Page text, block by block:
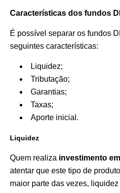
Características dos fundos DI
É possível separar os fundos
seguintes características:
Liquidez;
Tributação;
Garantias;
Taxas;
Aporte inicial.
Liquidez
Quem realiza investimento
atentar que este tipo de
maior parte das vezes,